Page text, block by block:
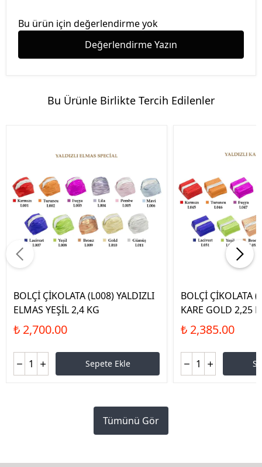
Bu ürün için değerlendirme yok
Değerlendirme Yazın
Bu Ürünle Birlikte Tercih Edilenler
BOLÇİ ÇİKOLATA (L008) YALDIZLI
ELMAS YEŞİL 2,4 KG
₺ 2,700.00
Sepete Ekle
BOLÇİ ÇİKOLATA
KARE GOLD 2,25
₺ 2,385.00
Tümünü Gör